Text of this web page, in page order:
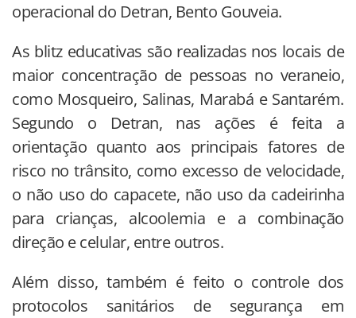
operacional do Detran, Bento Gouveia.
As blitz educativas são realizadas nos locais de
maior concentração de pessoas no veraneio,
como Mosqueiro, Salinas, Marabá e Santarém.
Segundo o Detran, nas ações é feita a
orientação quanto aos principais fatores de
risco no trânsito, como excesso de velocidade,
o não uso do capacete, não uso da cadeirinha
para crianças, alcoolemia e a combinação
direção e celular, entre outros.
Além disso, também é feito o controle dos
protocolos sanitários de segurança em